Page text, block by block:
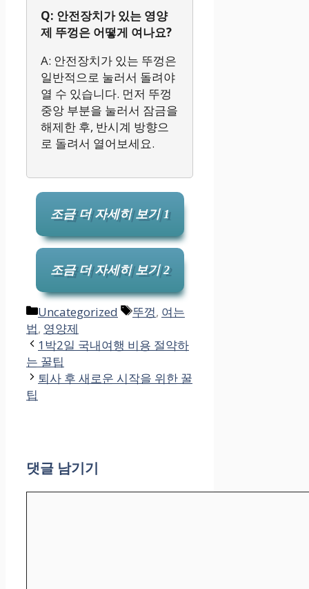
Q: 안전장치가 있는 영양
제 뚜껑은 어떻게 여나요?
A: 안전장치가 있는 뚜껑은
일반적으로 눌러서 돌려야
열 수 있습니다. 먼저 뚜껑
중앙 부분을 눌러서 잠금을
해제한 후, 반시계 방향으
로 돌려서 열어보세요.
조금 더 자세히 보기 1
조금 더 자세히 보기 2
카
테
고
리
Uncategorized
태
뚜껑, 여는
법, 영양제
1박2일 국내여행 비용 절약하
는 꿀팁
퇴사 후 새로운 시작을 위한 꿀
팁
댓글 남기기